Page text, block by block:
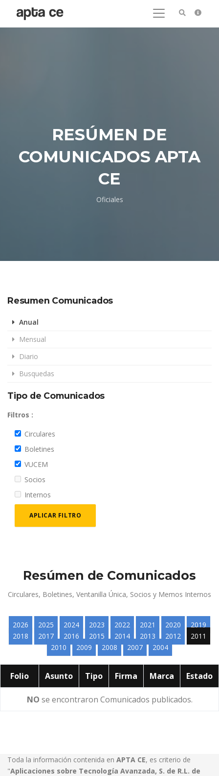
RESÚMEN DE
COMUNICADOS APTA
CE
Oficiales
Resumen Comunicados
Anual
Mensual
Diario
Busquedas
Tipo de Comunicados
Filtros :
Circulares
Boletines
VUCEM
Socios
Internos
APLICAR FILTRO
Resúmen de Comunicados
Circulares, Boletines, Ventanilla Única, Socios y Memos Internos
2026 2025 2024 2023 2022 2021 2020
2019
2018
2017 2016 2015 2014 2013 2012
2011
2010
2009 2008 2007 2004
Folio Asunto Tipo Firma Marca Estado
NO se encontraron Comunicados publicados.
Toda la información contenida en APTA CE, es criterio de
"Aplicaciones sobre Tecnología Avanzada, S. de R.L. de